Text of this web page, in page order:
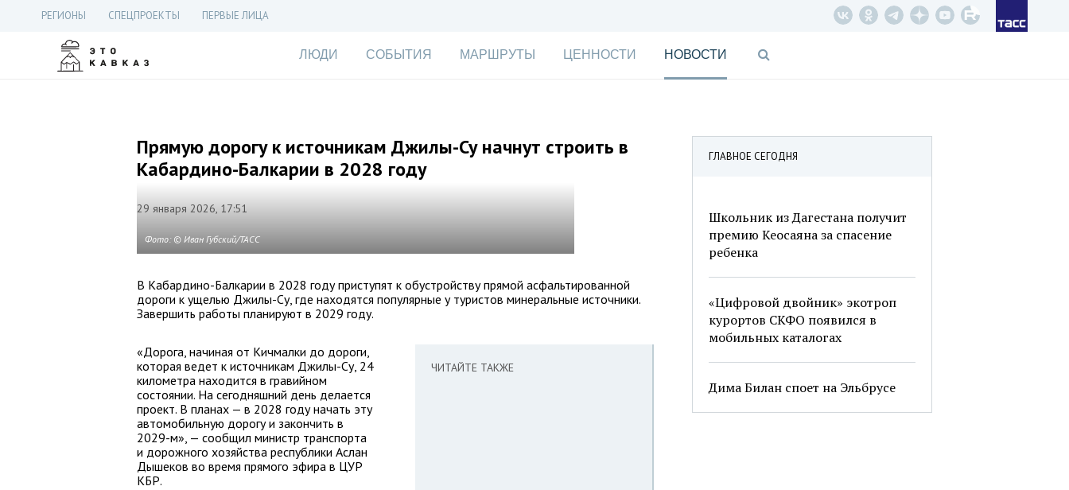
РЕГИОНЫ СПЕЦПРОЕКТЫ ПЕРВЫЕ ЛИЦА
ЛЮДИ СОБЫТИЯ МАРШРУТЫ ЦЕННОСТИ НОВОСТИ
ГЛАВНОЕ СЕГОДНЯ
Школьник из Дагестана получит
премию Кеосаяна за спасение
ребенка
«Цифровой двойник» экотроп
курортов СКФО появился в
мобильных каталогах
Дима Билан споет на Эльбрусе
Прямую дорогу к источникам Джилы-Су начнут строить в
Кабардино-Балкарии в 2028 году
29 января 2026, 17:51
Фото: © Иван Губский/ТАСС
В Кабардино-Балкарии в 2028 году приступят к обустройству прямой асфальтированной
дороги к ущелью Джилы-Су, где находятся популярные у туристов минеральные источники.
Завершить работы планируют в 2029 году.
ЧИТАЙТЕ ТАКЖЕ
«Дорога, начиная от Кичмалки до дороги,
которая ведет к источникам Джилы-Су, 24
километра находится в гравийном
состоянии. На сегодняшний день делается
проект. В планах — в 2028 году начать эту
автомобильную дорогу и закончить в
2029-м», — сообщил министр транспорта
и дорожного хозяйства республики Аслан
Дышеков во время прямого эфира в ЦУР
КБР.